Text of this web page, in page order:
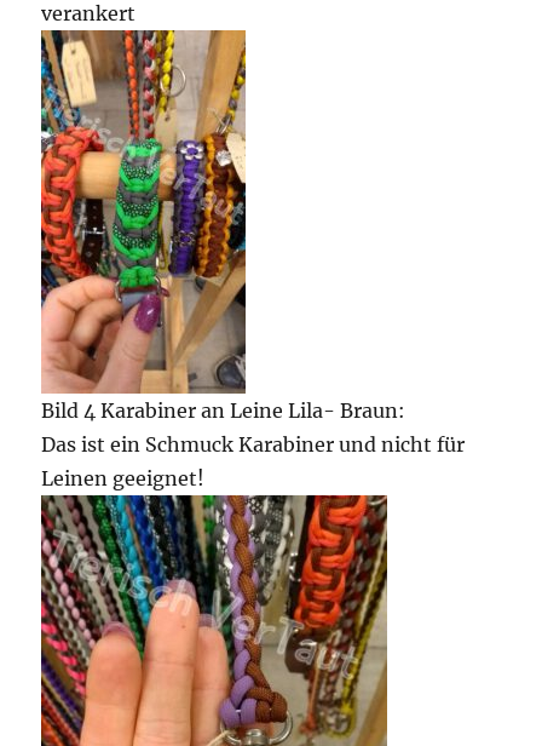
verankert
Bild 4 Karabiner an Leine Lila- Braun:
Das ist ein Schmuck Karabiner und nicht für
Leinen geeignet!